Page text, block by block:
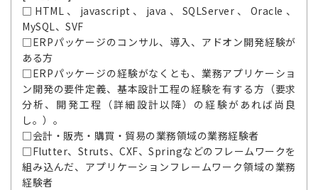
□HTML、javascript、java、SQLServer、Oracle、
MySQL、SVF
□ERPパッケージのコンサル、導入、アドオン開発経験が
ある方
□ERPパッケージの経験がなくとも、業務アプリケーショ
ン開発の要件定義、基本設計工程の経験を有する方（要求
分析、開発工程（詳細設計以降）の経験があれば尚良
し。）。
□会計・販売・購買・貿易の業務領域の業務経験者
□Flutter、Struts、CXF、Springなどのフレームワークを
組み込んだ、アプリケーションフレームワーク領域の業務
経験者